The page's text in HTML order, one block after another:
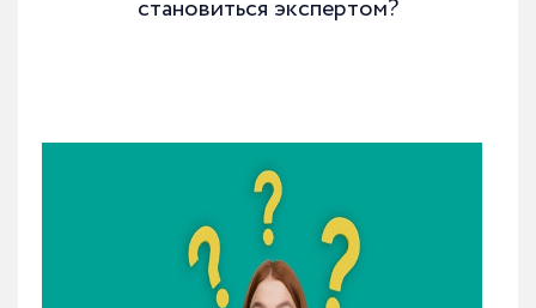
становиться экспертом?